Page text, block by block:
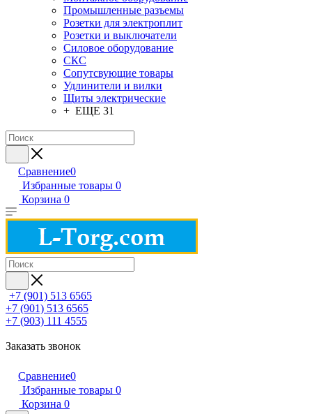
Промышленные разъемы
Розетки для электроплит
Розетки и выключатели
Силовое оборудование
СКС
Сопутсвующие товары
Удлинители и вилки
Щиты электрические
+ ЕЩЕ 31
Сравнение0
Избранные товары 0
Корзина 0
+7 (901) 513 6565
+7 (901) 513 6565
+7 (903) 111 4555
Заказать звонок
Сравнение0
Избранные товары 0
Корзина 0